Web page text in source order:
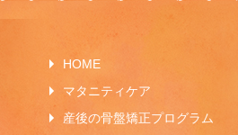
HOME
マタニティケア
産後の骨盤矯正プログラム